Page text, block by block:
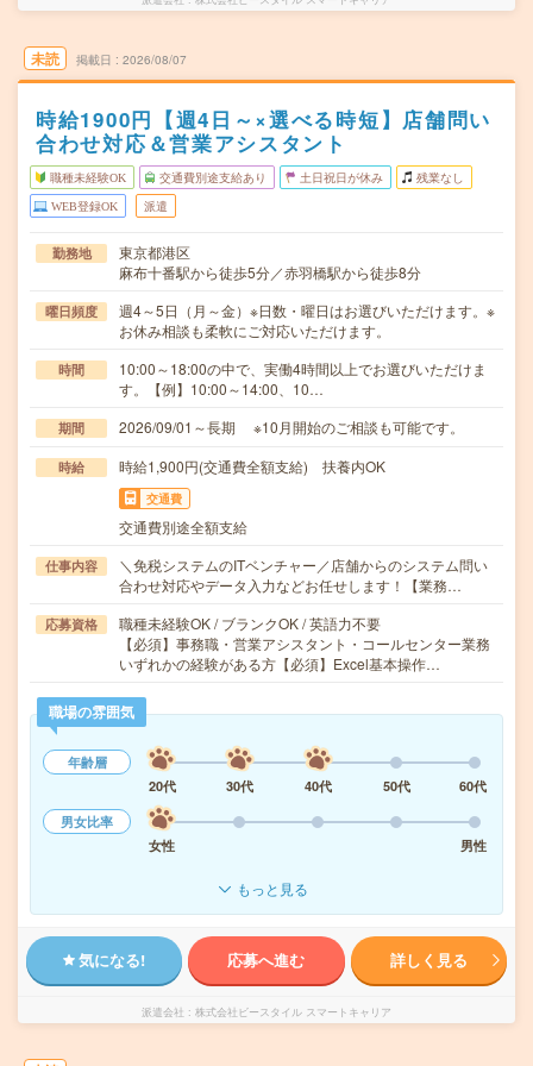
未読 掲載日 2026/08/07
時給1900円【週4日～×選べる時短】店舗問い
合わせ対応＆営業アシスタント
職種未経験OK 交通費別途支給あり 土日祝日が休み 残業なし
WEB登録OK 派遣
勤務地
東京都港区
麻布十番駅から徒歩5分／赤羽橋駅から徒歩8分
曜日頻度
週4～5日（月～金）※日数・曜日はお選びいただけます。※
お休み相談も柔軟にご対応いただけます。
時間
10:00～18:00の中で、実働4時間以上でお選びいただけま
す。【例】10:00～14:00、10…
期間 2026/09/01～長期 ※10月開始のご相談も可能です。
時給 時給1,900円(交通費全額支給) 扶養内OK
交通費
交通費別途全額支給
仕事内容
＼免税システムのITベンチャー／店舗からのシステム問い
合わせ対応やデータ入力などお任せします！【業務…
応募資格
職種未経験OK / ブランクOK / 英語力不要
【必須】事務職・営業アシスタント・コールセンター業務
いずれかの経験がある方【必須】Excel基本操作…
職場の雰囲気
年齢層
20代
30代 40代 50代
60代
男女比率
女性
男性
もっと見る
気になる! 応募へ進む 詳しく見る
派遣会社 株式会社ビースタイル スマートキャリア